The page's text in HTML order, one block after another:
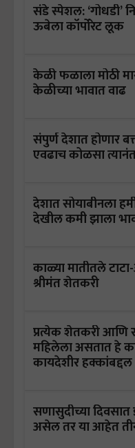
संडे स्पेशल: ‘गोधडी’
ऊबेला कॉर्पोरेट लूक
केळी फळाला मोठी मागणी ,आवक घटल्यामुळे
केळीच्या भावात वाढ
संपुर्ण देशात होणार
एवढाच कोळसा
देशात सोयाबीनला
देखील कमी झाला
काळ्या मातीतले
श्रीमंत शेतकरी
प्रत्येक शेतकरी आणि
महिलेला असतात हे
कायदेशीर हक्कांबद्दल
सणासुदीच्या दिवसात
असेल तर या आहेत